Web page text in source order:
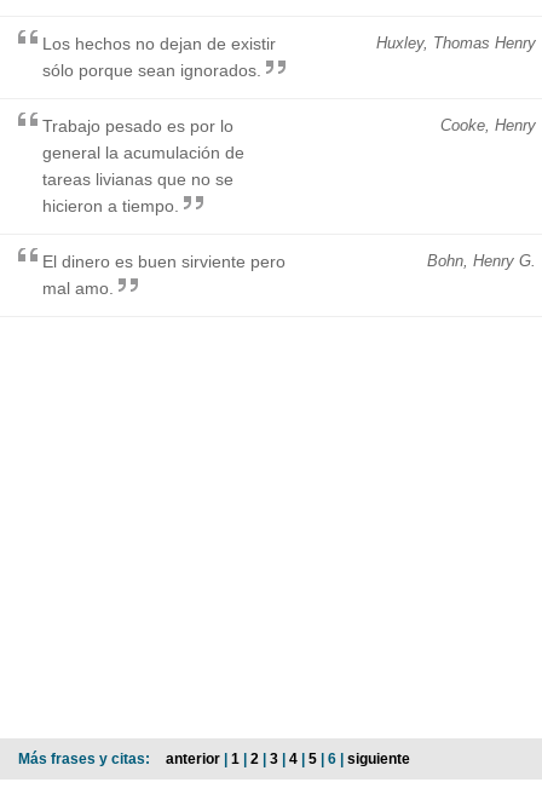
Huxley, Thomas Henry
Los hechos no dejan de existir
sólo porque sean ignorados.
Cooke, Henry
Trabajo pesado es por lo
general la acumulación de
tareas livianas que no se
hicieron a tiempo.
Bohn, Henry G.
El dinero es buen sirviente pero
mal amo.
Más frases y citas: anterior | 1 | 2 | 3 | 4 | 5 | 6 | siguiente